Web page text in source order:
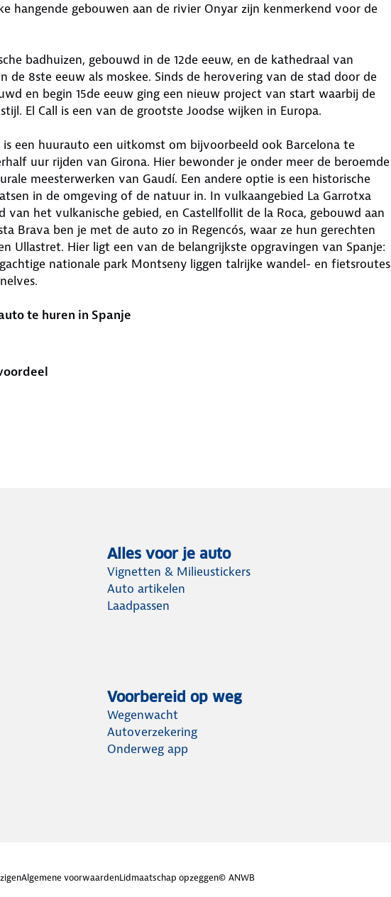
hangende gebouwen aan de rivier Onyar zijn kenmerkend voor de
badhuizen, gebouwd in de 12de eeuw, en de kathedraal van
de 8ste eeuw als moskee. Sinds de herovering van de stad door de
en begin 15de eeuw ging een nieuw project van start waarbij de
El Call is een van de grootste Joodse wijken in Europa.
een huurauto een uitkomst om bijvoorbeeld ook Barcelona te
uur rijden van Girona. Hier bewonder je onder meer de beroemde
meesterwerken van Gaudí. Een andere optie is een historische
in de omgeving of de natuur in. In vulkaangebied La Garrotxa
van het vulkanische gebied, en Castellfollit de la Roca, gebouwd aan
Brava ben je met de auto zo in Regencós, waar ze hun gerechten
Ullastret. Hier ligt een van de belangrijkste opgravingen van Spanje:
nationale park Montseny liggen talrijke wandel- en fietsroutes
te huren in Spanje
Alles voor je auto
Vignetten & Milieustickers
Auto artikelen
Laadpassen
Voorbereid op weg
Wegenwacht
Autoverzekering
Onderweg app
Algemene voorwaardenLidmaatschap opzeggen© ANWB